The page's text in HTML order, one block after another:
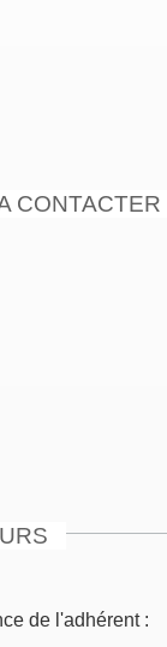
CONTACTER
de l'adhérent: